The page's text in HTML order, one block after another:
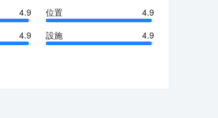
4.9 位置
4.9
4.9 設施 4.9